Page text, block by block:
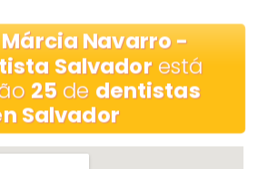
Navarro -
Salvadorestá
25 de dentistas
Salvador